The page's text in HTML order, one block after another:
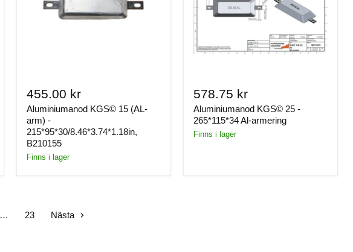
455.00 kr
Aluminiumanod KGS© 15 (AL-
arm) -
215*95*30/8.46*3.74*1.18in,
B210155
Finns i lager
578.75 kr
Aluminiumanod KGS© 25 -
265*115*34 Al-armering
Finns i lager
… 23 Nästa